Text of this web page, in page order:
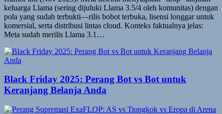
keluarga Llama (sering dijuluki Llama 3.5/4 oleh komunitas) dengan
pola yang sudah terbukti—rilis bobot terbuka, lisensi longgar untuk
komersial, serta distribusi lintas cloud. Konteks faktualnya jelas:
Meta sudah merilis Llama 3.1…
Black Friday 2025: Perang Bot vs Bot untuk
Keranjang Belanja Anda